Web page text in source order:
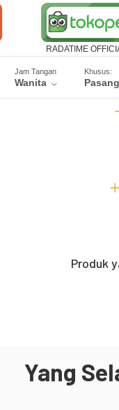
RADATIME
Jam Tangan
Wanita
Khusus:
Produk
Yang